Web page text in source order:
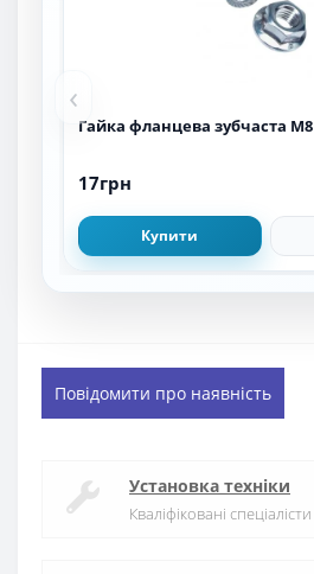
‹
Гайка фланцева зубчаста М8
17грн
Купити
Повідомити про наявність
Установка техніки
Кваліфіковані спеціалісти